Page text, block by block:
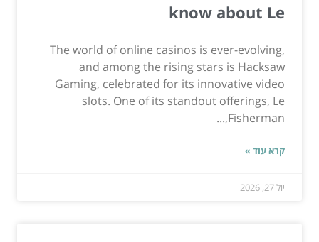
know about Le
The world of online casinos is ever-evolving,
and among the rising stars is Hacksaw
Gaming, celebrated for its innovative video
slots. One of its standout offerings, Le
Fisherman,...
קרא עוד »
יול 27, 2026